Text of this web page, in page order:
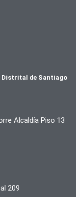
Distrital de Santiago
Alcaldía Piso 13
209